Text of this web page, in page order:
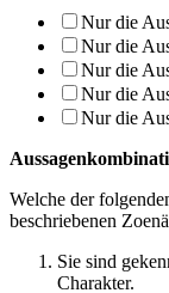
Nur die
Nur die
Nur die
Nur die
Nur die
Welche der
beschriebenen
Sie sind
Charakter.